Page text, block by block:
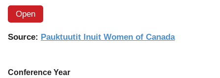
Open
Source: Pauktuutit Inuit Women of Canada
Conference Year